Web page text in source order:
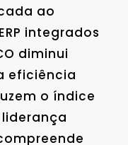
ao
integrados
diminui
eficiência
o índice